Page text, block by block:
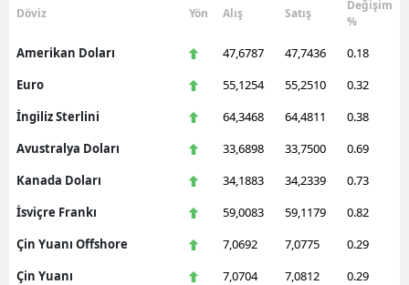
Döviz Yön Alış Satış
Değişim
%
Amerikan Doları 47,6787 47,7436
0.18
Euro
55,1254 55,2510
0.32
İngiliz Sterlini
64,3468 64,4811
0.38
Avustralya Doları
33,6898 33,7500
0.69
Kanada Doları
34,1883 34,2339
0.73
İsviçre Frankı
59,0083 59,1179
0.82
Çin Yuanı Offshore
7,0692 7,0775
0.29
Çin Yuanı
7,0704 7,0812
0.29